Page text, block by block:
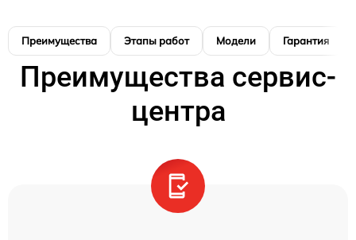
Преимущества Этапы работ Модели Гарантия
Преимущества сервис-
центра